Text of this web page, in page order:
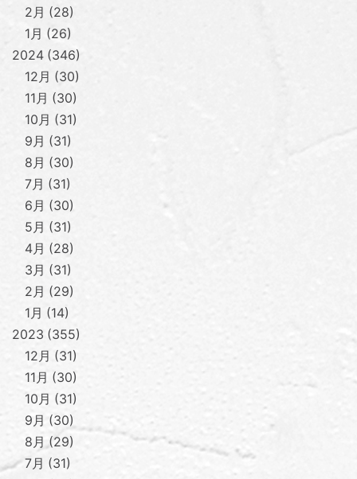
2月
28
1月
26
2024 346
12月
30
11月
30
10月
31
9月
31
8月
30
7月
31
6月
30
5月
31
4月
28
3月
31
2月
29
1月
14
2023 355
12月
31
11月
30
10月
31
9月
30
8月
29
7月
31